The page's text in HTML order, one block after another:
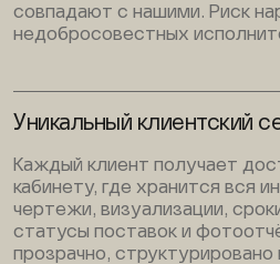
совпадают с нашими. Риск
недобросовестных
Уникальный клиентский
Каждый клиент получает
кабинету, где хранится вся
чертежи, визуализации,
статусы поставок и
прозрачно, структурировано